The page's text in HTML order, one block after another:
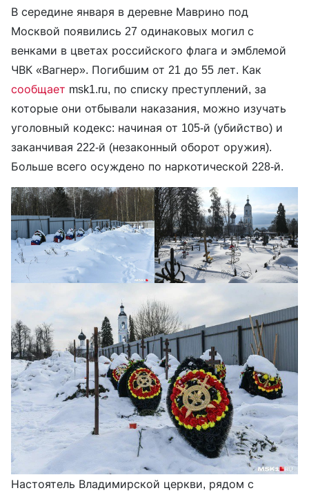
В середине января в деревне Маврино под
Москвой появились 27 одинаковых могил с
венками в цветах российского флага и эмблемой
ЧВК «Вагнер». Погибшим от 21 до 55 лет. Как
сообщает msk1.ru, по списку преступлений, за
которые они отбывали наказания, можно изучать
уголовный кодекс: начиная от 105-й (убийство) и
заканчивая 222-й (незаконный оборот оружия).
Больше всего осуждено по наркотической 228-й.
Настоятель Владимирской церкви, рядом с